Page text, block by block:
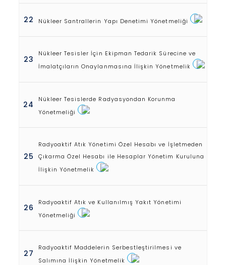
22 Nükleer Santrallerin Yapı Denetimi Yönetmeliği
23
Nükleer Tesisler İçin Ekipman Tedarik Sürecine ve
İmalatçıların Onaylanmasına İlişkin Yönetmelik
24
Nükleer Tesislerde Radyasyondan Korunma
Yönetmeliği
25
Radyoaktif Atık Yönetimi Özel Hesabı ve İşletmeden
Çıkarma Özel Hesabı ile Hesaplar Yönetim Kuruluna
İlişkin Yönetmelik
26
Radyoaktif Atık ve Kullanılmış Yakıt Yönetimi
Yönetmeliği
27
Radyoaktif Maddelerin Serbestleştirilmesi ve
Salımına İlişkin Yönetmelik